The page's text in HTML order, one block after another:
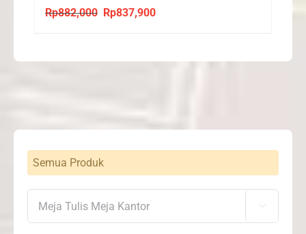
Rp882,000
Original
Rp837,900Current
Semua Produk
